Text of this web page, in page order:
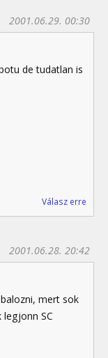
2001.06.29. 00:30
de tudatlan is
Válasz erre
2001.06.28. 20:42
mert sok
SC